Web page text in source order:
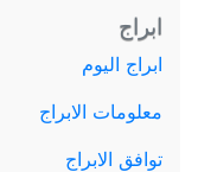
ابراج
ابراج اليوم
معلومات الابراج
توافق الابراج